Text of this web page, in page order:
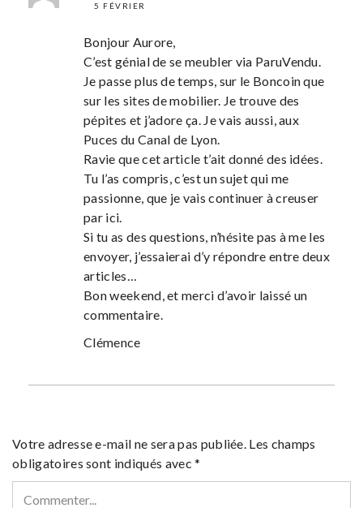
5 FÉVRIER
Bonjour Aurore,
C’est génial de se meubler via ParuVendu.
Je passe plus de temps, sur le Boncoin que
sur les sites de mobilier. Je trouve des
pépites et j’adore ça. Je vais aussi, aux
Puces du Canal de Lyon.
Ravie que cet article t’ait donné des idées.
Tu l’as compris, c’est un sujet qui me
passionne, que je vais continuer à creuser
par ici.
Si tu as des questions, n’hésite pas à me les
envoyer, j’essaierai d’y répondre entre deux
articles…
Bon weekend, et merci d’avoir laissé un
commentaire.
Clémence
Votre adresse e-mail ne sera pas publiée. Les champs
obligatoires sont indiqués avec*